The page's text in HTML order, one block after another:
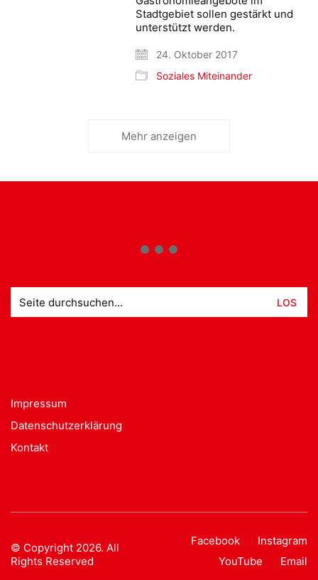
Stadtgebiet sollen gestärkt und
unterstützt werden.
24. Oktober 2017
Soziales Miteinander
Mehr anzeigen
nach:
Impressum
Datenschutzerklärung
Kontakt
Facebook
Instagram
YouTube
Email
© Copyright 2026. All
Rights Reserved